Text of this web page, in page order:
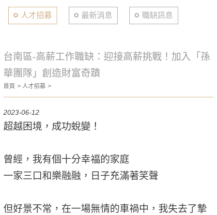
人才招募 最新消息 職缺訊息
台南區-高薪工作職缺：迎接高薪挑戰！加入「孫
華團隊」創造財富奇蹟
首頁 人才招募
2023-06-12
超越困境，成功蛻變！
曾經，我有個十分幸福的家庭
一家三口和樂融融，日子充滿著笑聲
但好景不常，在一場無情的車禍中，我失去了摯